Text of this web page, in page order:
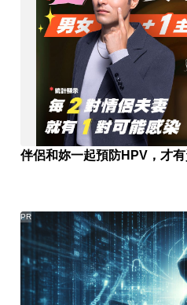
伴侶和妳一起預防HPV，才有
PR